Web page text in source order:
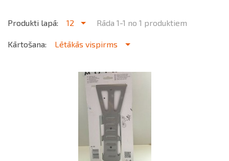
Produkti lapā: 12 Rāda 1-1 no 1 produktiem
Kārtošana: Lētākās vispirms